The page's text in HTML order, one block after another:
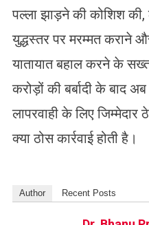
पल्ला झाड़ने की कोशिश की,
युद्धस्तर पर मरम्मत कराने
यातायात बहाल करने के सख्त
करोड़ों की बर्बादी के बाद
लापरवाही के लिए जिम्मेदार
क्या ठोस कार्रवाई होती है।
Author Recent Posts